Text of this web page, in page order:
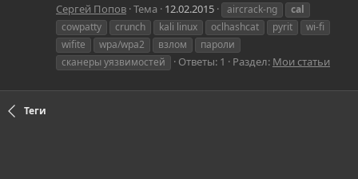
Сергей Попов Тема 12.02.2015 aircrack-ng
cal
cowpatty
crunch kali linux oclhashcat pyrit
wi-fi
wifite
wpa/wpa2 взлом
пароли
сканеры уязвимостей
Ответы: 1 Раздел: Мои статьи
Теги